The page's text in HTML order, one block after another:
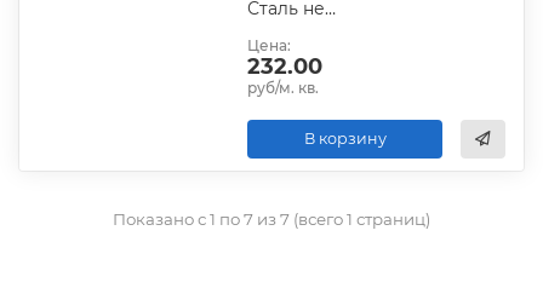
Сталь неоцинкованная
Цена:
232.00
руб/м. кв.
В корзину
Показано с 1 по 7 из 7 (всего 1 страниц)